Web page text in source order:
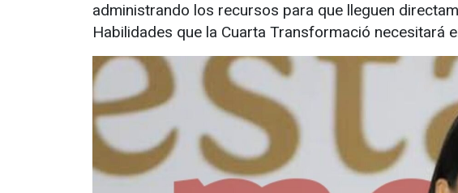
administrando los recursos para que lleguen
Habilidades que la Cuarta Transformació necesitará